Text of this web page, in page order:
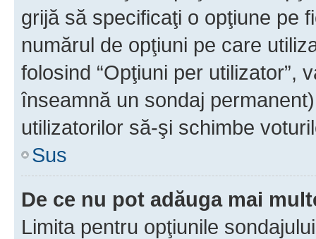
grijă să specificaţi o opţiune pe
numărul de opţiuni pe care
folosind “Opţiuni per utilizator”,
înseamnă un sondaj
utilizatorilor să-şi schimbe
Sus
De ce nu pot adăuga mai
Limita pentru opţiunile